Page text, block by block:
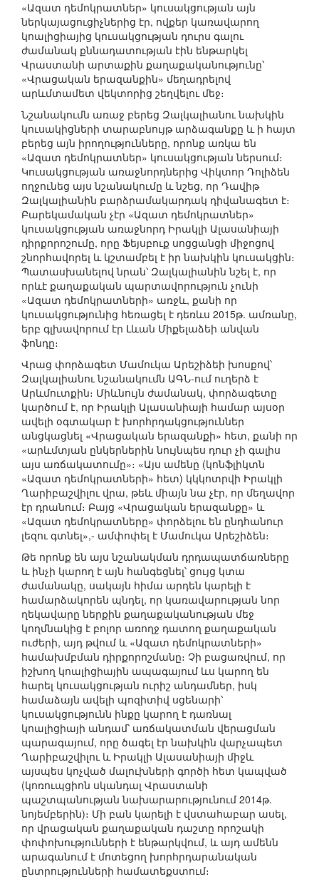
«Ազատ դեմոկրատներ» կուսակցության այն
ներկայացուցիչներից էր, ովքեր կառավարող
կոալիցիայից կուսակցության դուրս գալու
ժամանակ քննադատության էին ենթարկել
Վրաստանի արտաքին քաղաքականությունը՝
«Վրացական երազանքին» մեղադրելով
արևմտամետ վեկտորից շեղվելու մեջ։
Նշանակումն առաջ բերեց Զալկալիանու նախկին
կուսակիցների տարաբնույթ արձագանքը և ի հայտ
բերեց այն իրողությունները, որոնք առկա են
«Ազատ դեմոկրատներ» կուսակցության ներսում։
Կուսակցության առաջնորդներից Վիկտոր Դոլիձեն
ողջունեց այս նշանակումը և նշեց, որ Դավիթ
Զալկալիանին բարձրամակարդակ դիվանագետ է։
Բարեկամական չէր «Ազատ դեմոկրատներ»
կուսակցության առաջնորդ Իրակլի Ալասանիայի
դիրքորոշումը, որը Ֆեյսբուք սոցցանցի միջոցով
շնորհավորել և կշտամբել է իր նախկին կուսակցին։
Պատասխանելով նրան՝ Զալկալիանին նշել է, որ
որևէ քաղաքական պարտավորություն չունի
«Ազատ դեմոկրատների» առջև, քանի որ
կուսակցությունից հեռացել է դեռևս 2015թ. ամռանը,
երբ գլխավորում էր Լևան Միքելաձեի անվան
ֆոնդը։
Վրաց փորձագետ Մամուկա Արեշիձեի խոսքով՝
Զալկալիանու նշանակումն ԱԳՆ-ում ուղերձ է
Արևմուտքին։ Միևնույն ժամանակ, փորձագետը
կարծում է, որ Իրակլի Ալասանիայի համար այսօր
ավելի օգտակար է խորհրդակցություններ
անցկացնել «Վրացական երազանքի» հետ, քանի որ
«արևմտյան ընկերներին նույնպես դուր չի գալիս
այս առճակատումը»։ «Այս ամենը (կոնֆլիկտն
«Ազատ դեմոկրատների» հետ) կկկոտրվի Իրակլի
Ղարիբաշվիլու վրա, թեև միայն նա չէր, որ մեղավոր
էր դրանում։ Բայց «Վրացական երազանքը» և
«Ազատ դեմոկրատները» փորձելու են ընդհանուր
լեզու գտնել»,- ամփոփել է Մամուկա Արեշիձեն։
Թե որոնք են այս նշանակման դրդապատճառները
և ինչի կարող է այն հանգեցնել՝ ցույց կտա
ժամանակը, սակայն հիմա արդեն կարելի է
համարձակորեն պնդել, որ կառավարության նոր
ղեկավարը ներքին քաղաքականության մեջ
կողմնակից է բոլոր առողջ դատող քաղաքական
ուժերի, այդ թվում և «Ազատ դեմոկրատների»
համախմբման դիրքորոշմանը։ Չի բացառվում, որ
իշխող կոալիցիային ապագայում ևս կարող են
հարել կուսակցության ուրիշ անդամներ, իսկ
համաձայն ավելի պոզիտիվ սցենարի՝
կուսակցությունն ինքը կարող է դառնալ
կոալիցիայի անդամ՝ առճակատման վերացման
պարագայում, որը ծագել էր նախկին վարչապետ
Ղարիբաշվիլու և Իրակլի Ալասանիայի միջև
այսպես կոչված մալուխների գործի հետ կապված
(կոռուպցիոն սկանդալ Վրաստանի
պաշտպանության նախարարությունում 2014թ.
նոյեմբերին)։ Մի բան կարելի է վստահաբար ասել,
որ վրացական քաղաքական դաշտը որոշակի
փոփոխությունների է ենթարկվում, և այդ ամենն
արագանում է մոտեցող խորհրդարանական
ընտրությունների համատեքստում։